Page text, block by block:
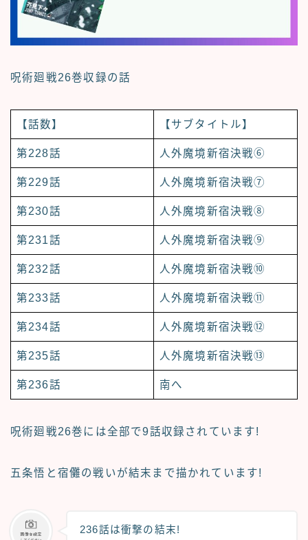
呪術廻戦26巻収録の話
【話数】 【サブタイトル】
第228話 人外魔境新宿決戦⑥
第229話 人外魔境新宿決戦⑦
第230話 人外魔境新宿決戦⑧
第231話 人外魔境新宿決戦⑨
第232話 人外魔境新宿決戦⑩
第233話 人外魔境新宿決戦⑪
第234話 人外魔境新宿決戦⑫
第235話 人外魔境新宿決戦⑬
第236話 南へ
呪術廻戦26巻には全部で9話収録 されています!
五条悟と宿儺の戦いが結末まで描かれています!
236話は衝撃の結末!